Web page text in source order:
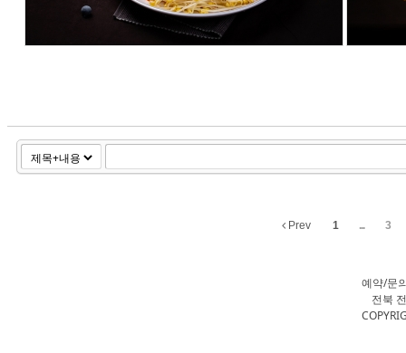
Prev 1 ... 3
예약/문
전북